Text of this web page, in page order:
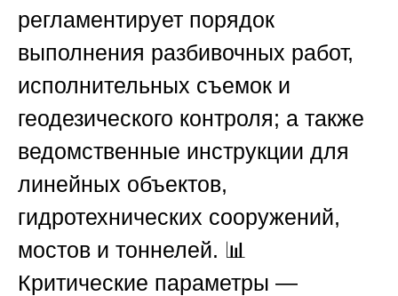
регламентирует порядок
выполнения разбивочных работ,
исполнительных съемок и
геодезического контроля; а также
ведомственные инструкции для
линейных объектов,
гидротехнических сооружений,
мостов и тоннелей. 📊
Критические параметры —